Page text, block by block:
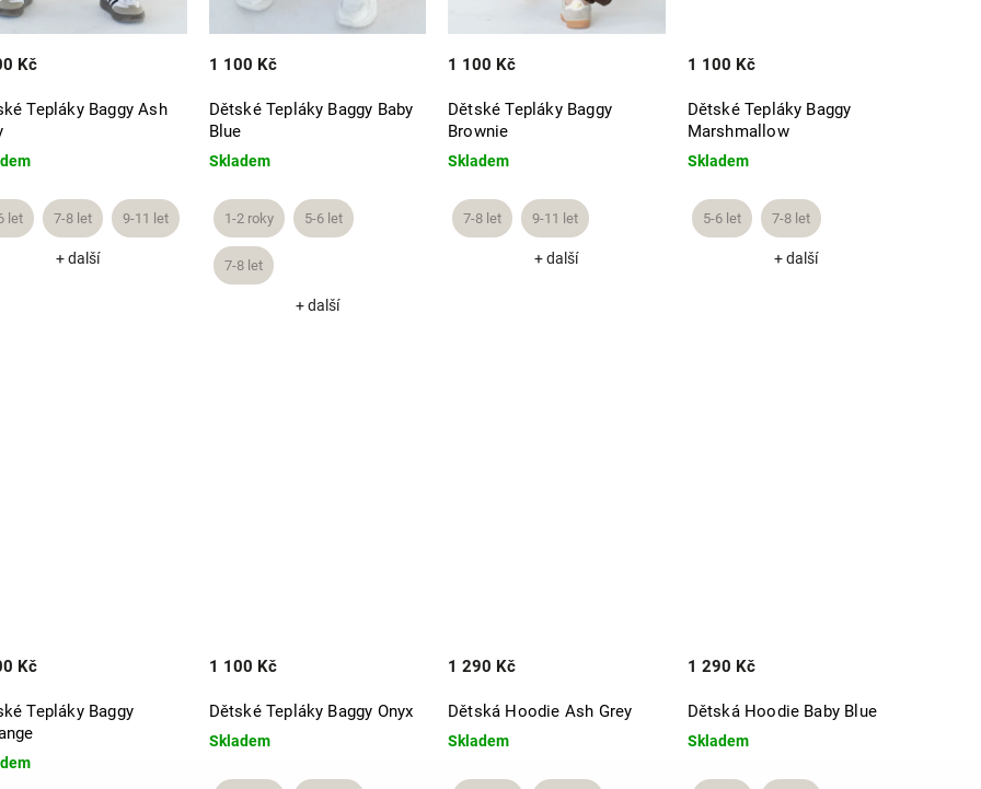
Tepláky Baggy Ash
Kč
let 7-8 let 9-11 let
+ další
Dětské Tepláky Baggy Baby
Blue
Skladem
1 100 Kč
1-2 roky 5-6 let
7-8 let
+ další
Dětské Tepláky Baggy
Brownie
Skladem
1 100 Kč
7-8 let 9-11 let
+ další
Dětské Tepláky Baggy
Marshmallow
Skladem
1 100 Kč
5-6 let 7-8 let
+ další
Tepláky Baggy
Kč
Dětské Tepláky Baggy Onyx
Skladem
1 100 Kč
Dětská Hoodie Ash Grey
Skladem
1 290 Kč
Dětská Hoodie Baby Blue
Skladem
1 290 Kč